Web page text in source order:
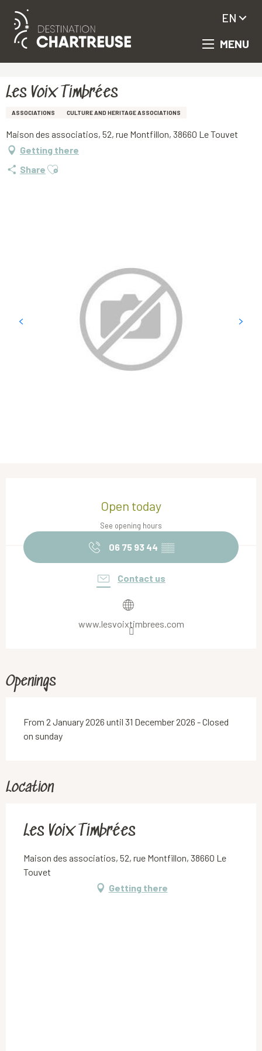
Aller
principal
MENU
EN
Les Voix Timbrées
ASSOCIATIONS CULTURE AND HERITAGE ASSOCIATIONS
Maison des associatios, 52, rue Montfillon, 38660 Le Touvet
Getting there
Share Ajouter aux favoris
Open today
See opening hours
06 75 93 44 ▒▒
Contact us
www.lesvoixtimbrees.com
Openings
From 2 January 2026 until 31 December 2026 - Closed
on sunday
Location
Les Voix Timbrées
Maison des associatios, 52, rue Montfillon, 38660 Le
Touvet
Getting there